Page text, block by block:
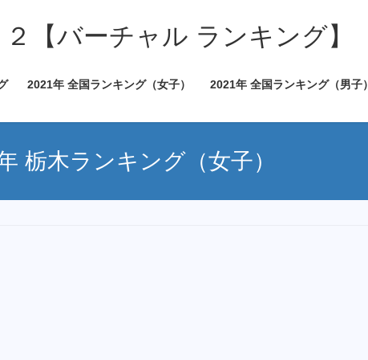
【バーチャル ランキング】
2021年 全国ランキング（女子） 2021年 全国ランキング（男子）
栃木ランキング（女子）